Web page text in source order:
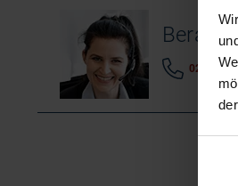
0231 / 28